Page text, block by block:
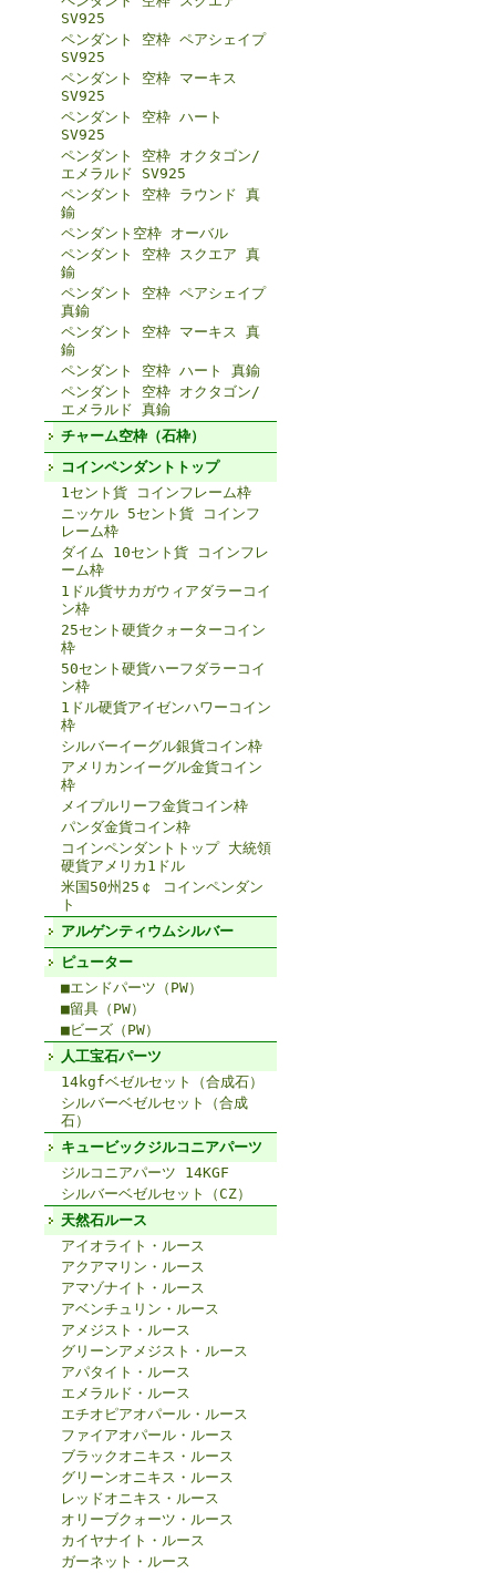
SV925
ペンダント 空枠 ペアシェイプ
SV925
ペンダント 空枠 マーキス
SV925
ペンダント 空枠 ハート
SV925
ペンダント 空枠 オクタゴン/
エメラルド SV925
ペンダント 空枠 ラウンド 真
鍮
ペンダント空枠 オーバル
ペンダント 空枠 スクエア 真
鍮
ペンダント 空枠 ペアシェイプ
真鍮
ペンダント 空枠 マーキス 真
鍮
ペンダント 空枠 ハート 真鍮
ペンダント 空枠 オクタゴン/
エメラルド 真鍮
チャーム空枠（石枠）
コインペンダントトップ
1セント貨 コインフレーム枠
ニッケル 5セント貨 コインフ
レーム枠
ダイム 10セント貨 コインフレ
ーム枠
1ドル貨サカガウィアダラーコイ
ン枠
25セント硬貨クォーターコイン
枠
50セント硬貨ハーフダラーコイ
ン枠
1ドル硬貨アイゼンハワーコイン
枠
シルバーイーグル銀貨コイン枠
アメリカンイーグル金貨コイン
枠
メイプルリーフ金貨コイン枠
パンダ金貨コイン枠
コインペンダントトップ 大統領
硬貨アメリカ1ドル
米国50州25￠ コインペンダン
ト
アルゲンティウムシルバー
ピューター
■エンドパーツ（PW）
■留具（PW）
■ビーズ（PW）
人工宝石パーツ
14kgfベゼルセット（合成石）
シルバーベゼルセット（合成
石）
キュービックジルコニアパーツ
ジルコニアパーツ 14KGF
シルバーベゼルセット（CZ）
天然石ルース
アイオライト・ルース
アクアマリン・ルース
アマゾナイト・ルース
アベンチュリン・ルース
アメジスト・ルース
グリーンアメジスト・ルース
アパタイト・ルース
エメラルド・ルース
エチオピアオパール・ルース
ファイアオパール・ルース
ブラックオニキス・ルース
グリーンオニキス・ルース
レッドオニキス・ルース
オリーブクォーツ・ルース
カイヤナイト・ルース
ガーネット・ルース